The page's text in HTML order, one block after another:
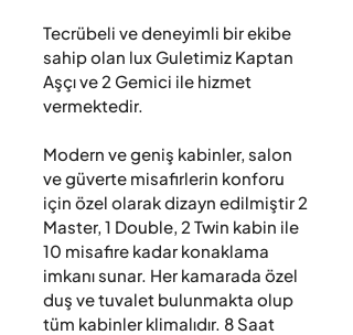
Tecrübeli ve deneyimli bir ekibe
sahip olan lux Guletimiz Kaptan
Aşçı ve 2 Gemici ile hizmet
vermektedir.
Modern ve geniş kabinler, salon
ve güverte misafirlerin konforu
için özel olarak dizayn edilmiştir 2
Master, 1 Double, 2 Twin kabin ile
10 misafire kadar konaklama
imkanı sunar. Her kamarada özel
duş ve tuvalet bulunmakta olup
tüm kabinler klimalıdır. 8 Saat